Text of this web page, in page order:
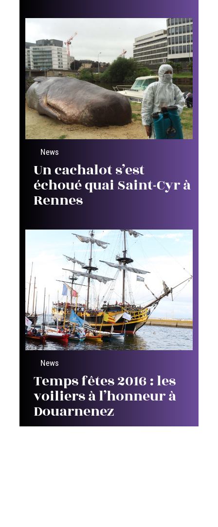
News
Un cachalot s’est
échoué quai Saint-Cyr à
Rennes
News
Temps fêtes 2016 : les
voiliers à l’honneur à
Douarnenez